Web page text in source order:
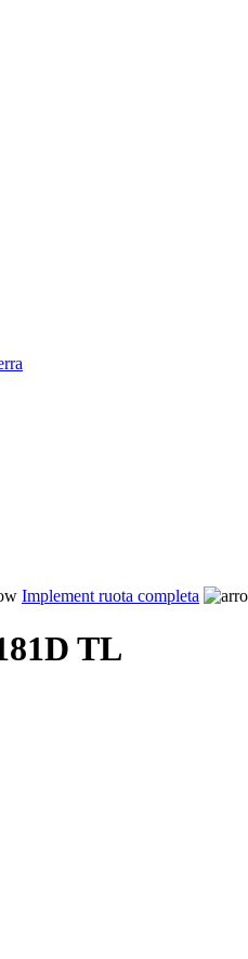
Implement ruota completa
TL